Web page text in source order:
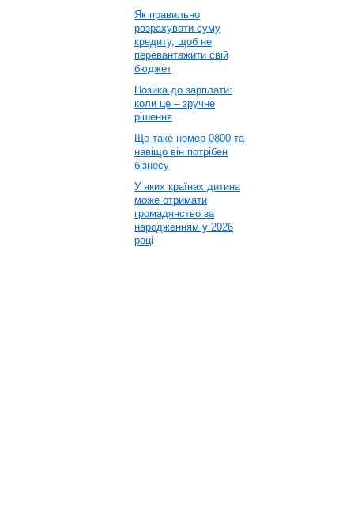
Як правильно
розрахувати суму
кредиту, щоб не
перевантажити свій
бюджет
Позика до зарплати:
коли це – зручне
рішення
Що таке номер 0800 та
навіщо він потрібен
бізнесу
У яких країнах дитина
може отримати
громадянство за
народженням у 2026
році